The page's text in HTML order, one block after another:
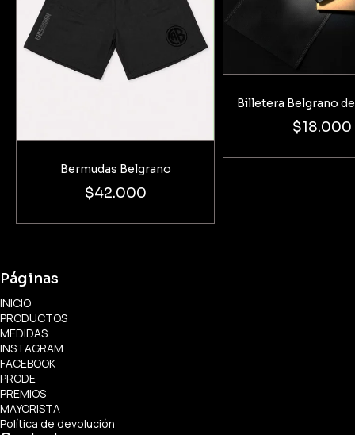
Bermudas Belgrano
$42.000
Billetera Belgrano
$18.000
Páginas
INICIO
PRODUCTOS
MEDIDAS
INSTAGRAM
FACEBOOK
PRODE
PREMIOS
MAYORISTA
Política de devolución